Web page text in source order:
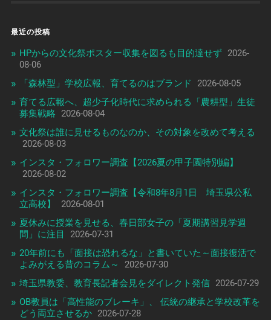
最近の投稿
HPからの文化祭ポスター収集を図るも目的達せず
2026-
08-06
「森林型」学校広報、育てるのはブランド
2026-08-05
育てる広報へ、超少子化時代に求められる「農耕型」生徒
募集戦略
2026-08-04
文化祭は誰に見せるものなのか、その対象を改めて考える
2026-08-03
インスタ・フォロワー調査【2026夏の甲子園特別編】
2026-08-02
インスタ・フォロワー調査【令和8年8月1日 埼玉県公私
立高校】
2026-08-01
夏休みに授業を見せる、春日部女子の「夏期講習見学週
間」に注目
2026-07-31
20年前にも「面接は恐れるな」と書いていた～面接復活で
よみがえる昔のコラム～
2026-07-30
埼玉県教委、教育長記者会見をダイレクト発信 2026-07-29
OB教員は「高性能のブレーキ」、 伝統の継承と学校改革を
どう両立させるか 2026-07-28